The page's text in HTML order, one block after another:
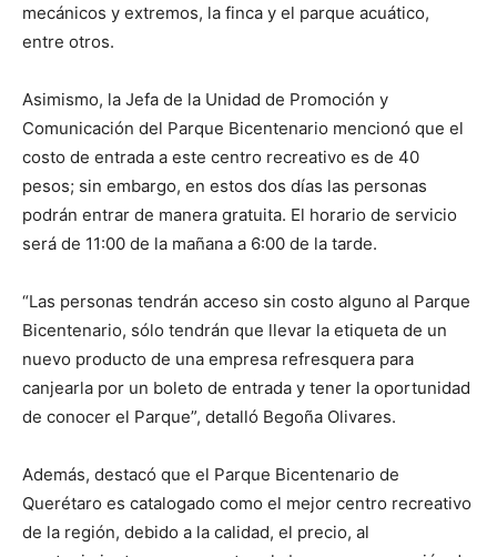
mecánicos y extremos, la finca y el parque acuático,
entre otros.
Asimismo, la Jefa de la Unidad de Promoción y
Comunicación del Parque Bicentenario mencionó que el
costo de entrada a este centro recreativo es de 40
pesos; sin embargo, en estos dos días las personas
podrán entrar de manera gratuita. El horario de servicio
será de 11:00 de la mañana a 6:00 de la tarde.
“Las personas tendrán acceso sin costo alguno al Parque
Bicentenario, sólo tendrán que llevar la etiqueta de un
nuevo producto de una empresa refresquera para
canjearla por un boleto de entrada y tener la oportunidad
de conocer el Parque”, detalló Begoña Olivares.
Además, destacó que el Parque Bicentenario de
Querétaro es catalogado como el mejor centro recreativo
de la región, debido a la calidad, el precio, al